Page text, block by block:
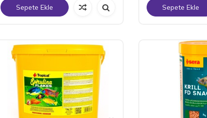
Sepete Ekle Sepete Ekle